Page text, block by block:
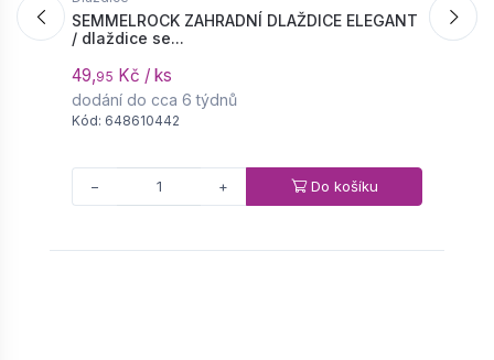
SEMMELROCK ZAHRADNÍ DLAŽDICE ELEGANT
/ dlaždice se...
49,95 Kč / ks
dodání do cca 6 týdnů
Kód: 648610442
− + Do košíku